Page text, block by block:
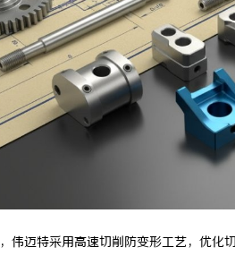
伟迈特采用高速切削防变形工艺，优